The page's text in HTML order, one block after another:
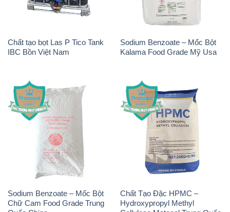
Sodium Benzoate – Mốc Bột
Chữ Cam Food Grade Trung
Quốc China
Chất Tạo Đặc HPMC –
Hydroxypropyl Methyl
Cellulose Matecel Trung Quốc